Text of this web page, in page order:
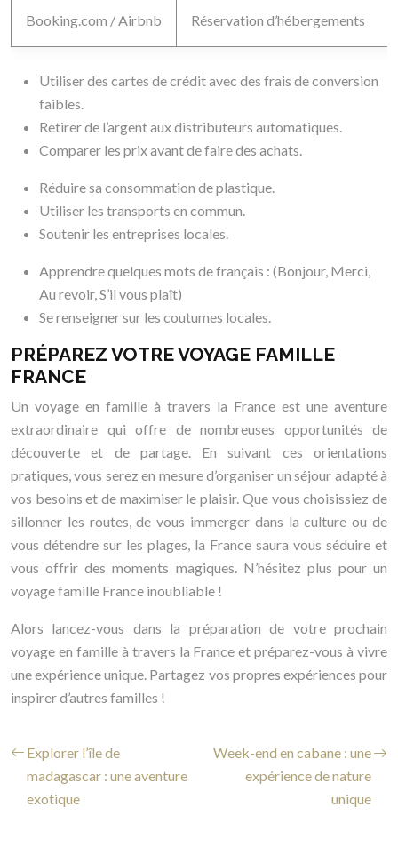
Booking.com / Airbnb Réservation d’hébergements
Utiliser des cartes de crédit avec des frais de conversion
faibles.
Retirer de l’argent aux distributeurs automatiques.
Comparer les prix avant de faire des achats.
Réduire sa consommation de plastique.
Utiliser les transports en commun.
Soutenir les entreprises locales.
Apprendre quelques mots de français : (Bonjour, Merci,
Au revoir, S’il vous plaît)
Se renseigner sur les coutumes locales.
PRÉPAREZ VOTRE VOYAGE FAMILLE
FRANCE
Un voyage en famille à travers la France est une aventure
extraordinaire qui offre de nombreuses opportunités de
découverte et de partage. En suivant ces orientations
pratiques, vous serez en mesure d’organiser un séjour adapté à
vos besoins et de maximiser le plaisir. Que vous choisissiez de
sillonner les routes, de vous immerger dans la culture ou de
vous détendre sur les plages, la France saura vous séduire et
vous offrir des moments magiques. N’hésitez plus pour un
voyage famille France inoubliable !
Alors lancez-vous dans la préparation de votre prochain
voyage en famille à travers la France et préparez-vous à vivre
une expérience unique. Partagez vos propres expériences pour
inspirer d’autres familles !
Explorer l’île de
madagascar : une aventure
exotique
Week-end en cabane : une
expérience de nature
unique